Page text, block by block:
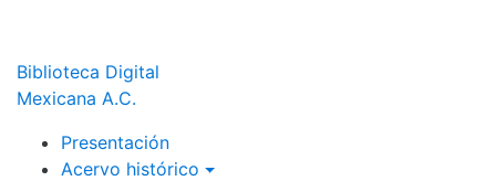
Biblioteca Digital
Mexicana A.C.
Presentación
Acervo histórico